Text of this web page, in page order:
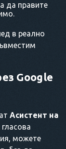
да правите
в реално
Google
Асистент на
можете